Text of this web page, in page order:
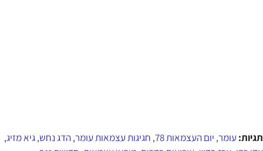
תגיות: עומר, יום העצמאות 78 , חגיגות עצמאות עומר,הדג נחש,גיא מזיג,